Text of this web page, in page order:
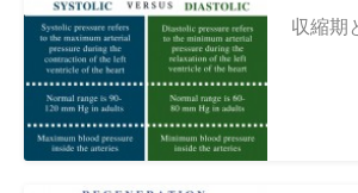
収縮期